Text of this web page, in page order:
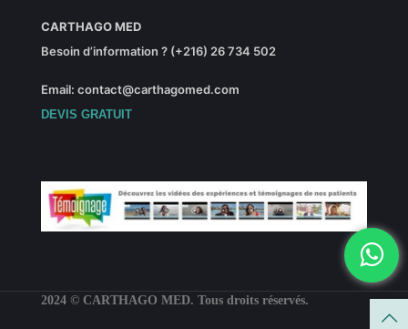
CARTHAGO MED
Besoin d’information ? (+216) 26 734 502
Email: contact@carthagomed.com
DEVIS GRATUIT
2024 © CARTHAGO MED. Tous droits réservés.